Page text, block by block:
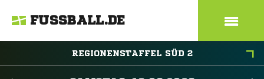
FUSSBALL.DE
REGIONENSTAFFEL SÜD 2